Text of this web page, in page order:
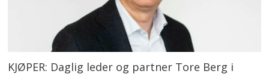
KJØPER: Daglig leder og partner Tore Berg i